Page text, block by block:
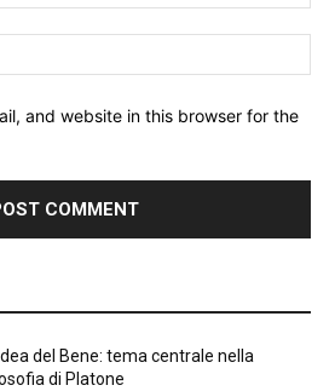
and website in this browser for the
del Bene: tema centrale nella
di Platone